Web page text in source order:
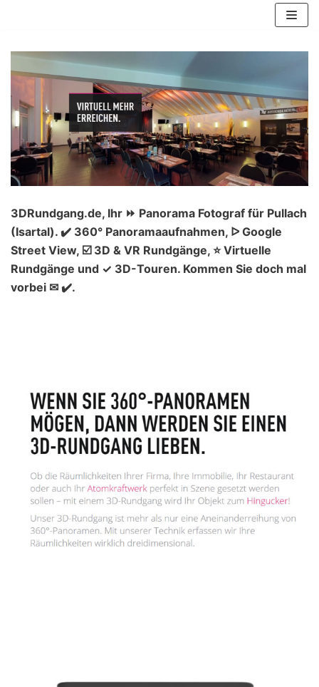
Inhalt
springen
3DRundgang.de, Ihr ⏩ Panorama Fotograf für Pullach
(Isartal). ✔️ 360° Panoramaaufnahmen, ᐅ Google
Street View, ☑️ 3D & VR Rundgänge, ⭐ Virtuelle
Rundgänge und ✓ 3D-Touren. Kommen Sie doch mal
vorbei ✉ ✔️.